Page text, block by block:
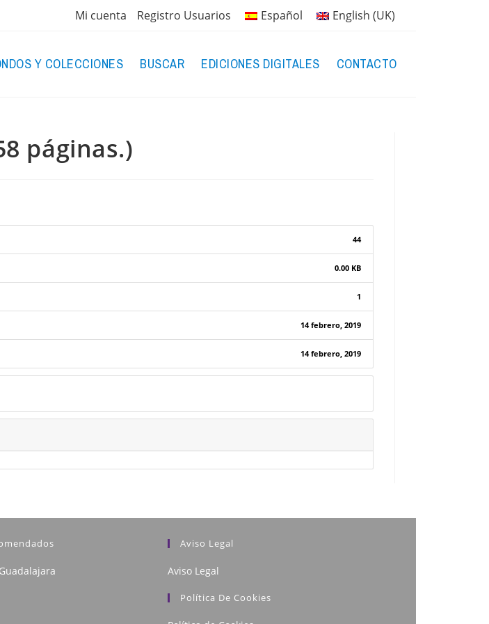
Mi cuenta Registro Usuarios Español English (UK)
Y COLECCIONES BUSCAR EDICIONES DIGITALES CONTACTO
páginas.)
44
0.00 KB
1
14 febrero, 2019
14 febrero, 2019
Aviso Legal
Aviso Legal
Política De Cookies